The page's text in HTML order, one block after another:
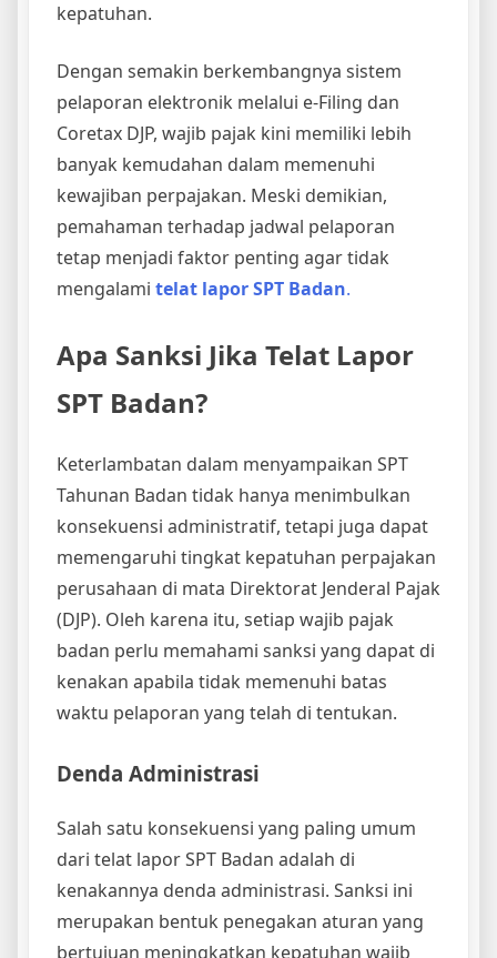
kepatuhan.
Dengan semakin berkembangnya sistem
pelaporan elektronik melalui e-Filing dan
Coretax DJP, wajib pajak kini memiliki lebih
banyak kemudahan dalam memenuhi
kewajiban perpajakan. Meski demikian,
pemahaman terhadap jadwal pelaporan
tetap menjadi faktor penting agar tidak
mengalami telat lapor SPT Badan.
Apa Sanksi Jika Telat Lapor
SPT Badan?
Keterlambatan dalam menyampaikan SPT
Tahunan Badan tidak hanya menimbulkan
konsekuensi administratif, tetapi juga dapat
memengaruhi tingkat kepatuhan perpajakan
perusahaan di mata Direktorat Jenderal Pajak
(DJP). Oleh karena itu, setiap wajib pajak
badan perlu memahami sanksi yang dapat di
kenakan apabila tidak memenuhi batas
waktu pelaporan yang telah di tentukan.
Denda Administrasi
Salah satu konsekuensi yang paling umum
dari telat lapor SPT Badan adalah di
kenakannya denda administrasi. Sanksi ini
merupakan bentuk penegakan aturan yang
bertujuan meningkatkan kepatuhan wajib